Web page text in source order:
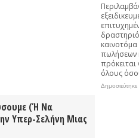
πωλήσεων
όλους
(ή Να
Υπερ-Σελήνη Μιας